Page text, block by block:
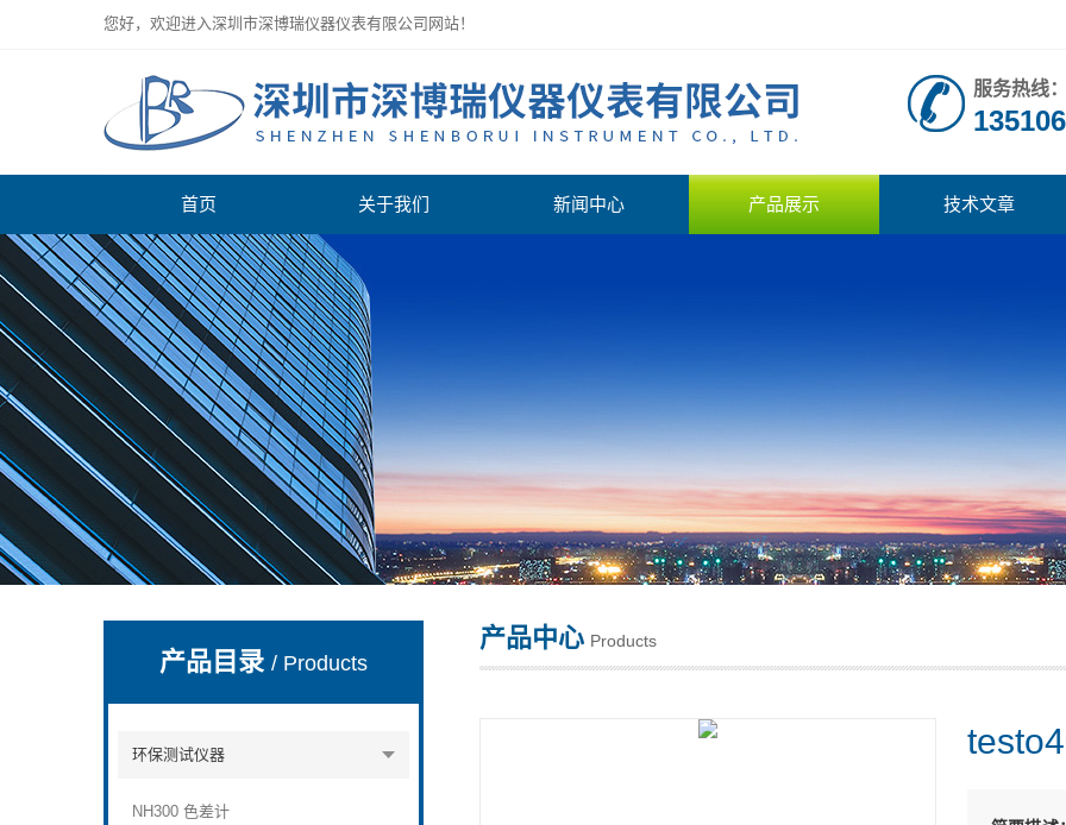
您好，欢迎进入深圳市深博瑞仪器仪表有限公司网站！
深圳市深博瑞仪器仪表有限公司
服务热线：
首页 关于我们 新闻中心 产品展示 技术文章
产品目录/ Products
环保测试仪器
NH300 色差计
产品中心 Products